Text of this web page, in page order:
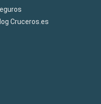
Cruceros.es